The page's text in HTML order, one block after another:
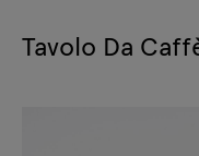
Tavolo Da